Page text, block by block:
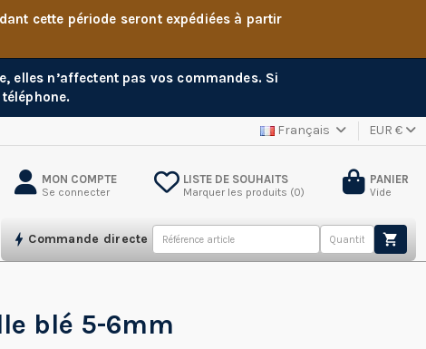
cette période seront expédiées à partir
elles n’affectent pas vos commandes. Si
Français EUR €
MON COMPTE
Se connecter
LISTE DE SOUHAITS
Marquer les produits (0)
PANIER
Vide
Commande directe
blé 5-6mm